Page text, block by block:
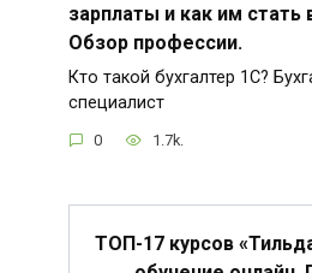
зарплаты и как им стать
Обзор профессии.
Кто такой бухгалтер 1С?
специалист
0 1.7k.
ТОП-17 курсов